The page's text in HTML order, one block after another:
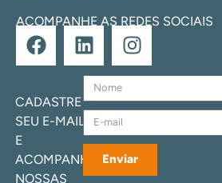
ACOMPANHE AS REDES SOCIAIS
CADASTRE
SEU E-MAIL
E
ACOMPANHE
NOSSAS
Enviar